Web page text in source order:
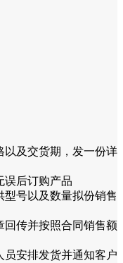
以及交货期，发一份详
误后订购产品
号以及数量拟份销售
回传并按照合同销售额
安排发货并通知客户